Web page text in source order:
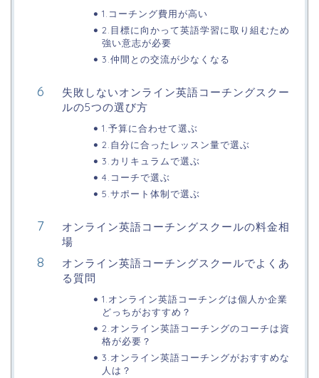
1.コーチング費用が高い
2.目標に向かって英語学習に取り組むため
強い意志が必要
3.仲間との交流が少なくなる
失敗しないオンライン英語コーチングスクー
ルの5つの選び方
1.予算に合わせて選ぶ
2.自分に合ったレッスン量で選ぶ
3.カリキュラムで選ぶ
4.コーチで選ぶ
5.サポート体制で選ぶ
オンライン英語コーチングスクールの料金相
場
オンライン英語コーチングスクールでよくあ
る質問
1.オンライン英語コーチングは個人か企業
どっちがおすすめ？
2.オンライン英語コーチングのコーチは資
格が必要？
3.オンライン英語コーチングがおすすめな
人は？